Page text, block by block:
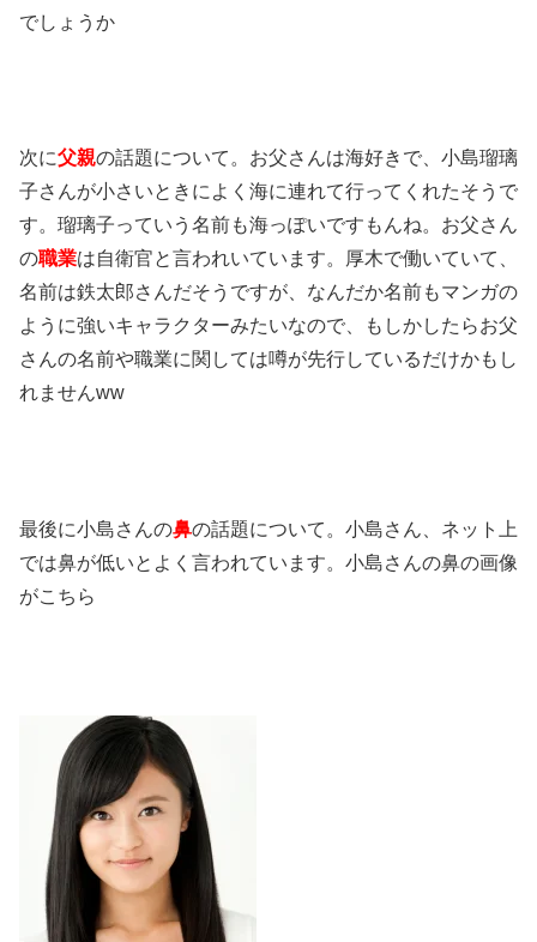
でしょうか
次に父親の話題について。お父さんは海好きで、小島瑠璃
子さんが小さいときによく海に連れて行ってくれたそうで
す。瑠璃子っていう名前も海っぽいですもんね。お父さん
の職業は自衛官と言われいています。厚木で働いていて、
名前は鉄太郎さんだそうですが、なんだか名前もマンガの
ように強いキャラクターみたいなので、もしかしたらお父
さんの名前や職業に関しては噂が先行しているだけかもし
れませんww
最後に小島さんの鼻の話題について。小島さん、ネット上
では鼻が低いとよく言われています。小島さんの鼻の画像
がこちら